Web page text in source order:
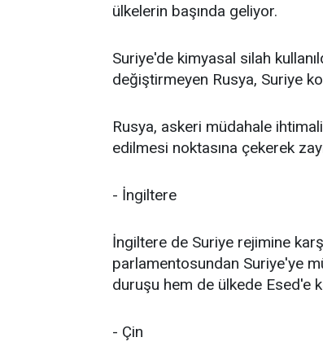
ülkelerin başında geliyor.
Suriye'de kimyasal silah
değiştirmeyen Rusya, Suriye
Rusya, askeri müdahale
edilmesi noktasına çekerek
- İngiltere
İngiltere de Suriye rejimine
parlamentosundan Suriye'ye
duruşu hem de ülkede Esed'e
- Çin